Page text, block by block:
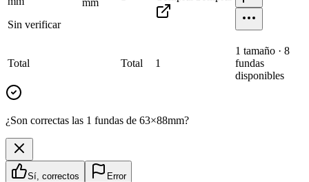
Sin verificar
Total Total 1
1 tamaño · 8
fundas
disponibles
¿Son correctas las 1 fundas de 63×88mm?
Sí, correctos Error